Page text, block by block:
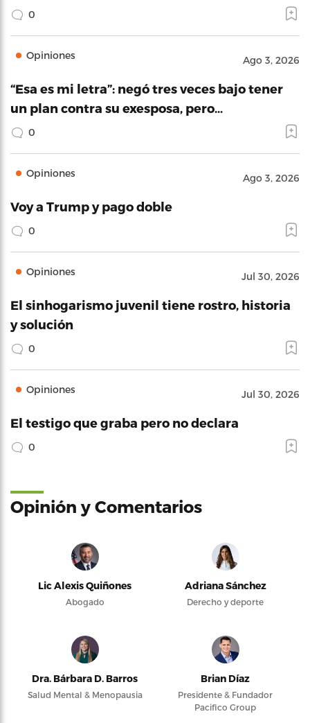
0
Opiniones Ago 3, 2026
“Esa es mi letra”: negó tres veces bajo tener
un plan contra su exesposa, pero…
0
Opiniones Ago 3, 2026
Voy a Trump y pago doble
0
Opiniones Jul 30, 2026
El sinhogarismo juvenil tiene rostro, historia
y solución
0
Opiniones Jul 30, 2026
El testigo que graba pero no declara
0
Opinión y Comentarios
Lic Alexis Quiñones
Abogado
Adriana Sánchez
Derecho y deporte
Dra. Bárbara D. Barros
Salud Mental & Menopausia
Brian Díaz
Presidente & Fundador
Pacifico Group